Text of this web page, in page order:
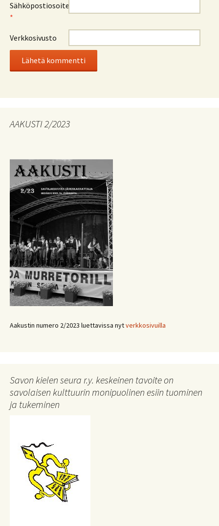
Sähköpostiosoite
*
Verkkosivusto
AAKUSTI 2/2023
Aakustin numero 2/2023 luettavissa nytverkkosivuilla
Savon kielen seura r.y. keskeinen tavoite on
savolaisen kulttuurin monipuolinen esiin tuominen
ja tukeminen